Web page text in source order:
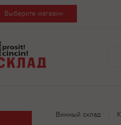
Выберите магазин
Винный склад